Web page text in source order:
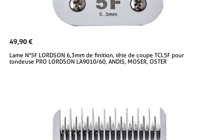
49,90 €
Lame N°5F LORDSON 6,3mm de finition, tête de coupe TCL5F pour
tondeuse PRO LORDSON LA9010/60, ANDIS, MOSER, OSTER